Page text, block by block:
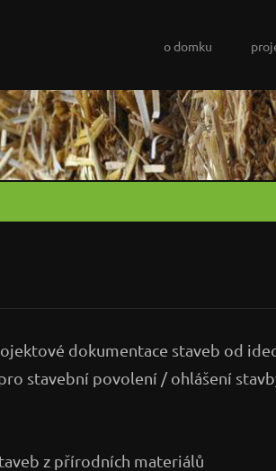
o domku
dokumentace staveb od
stavební povolení / ohlášení
z přírodních materiálů